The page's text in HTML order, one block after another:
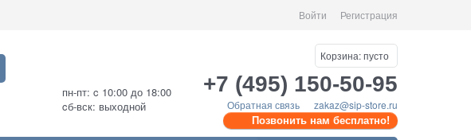
Войти Регистрация
пн-пт: c 10:00 до 18:00
cб-вск: выходной
Корзина:пусто
+7 (495) 150-50-95
Обратная связь zakaz@sip-store.ru
Позвонить нам бесплатно!